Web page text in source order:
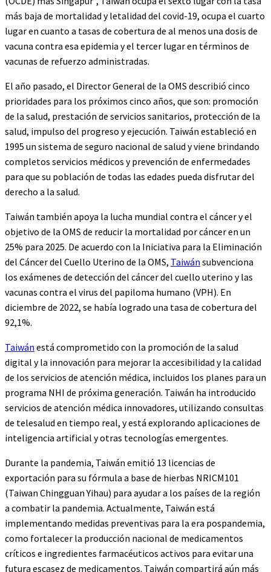
más baja de mortalidad y letalidad del covid-19, ocupa el cuarto
lugar en cuanto a tasas de cobertura de al menos una dosis de
vacuna contra esa epidemia y el tercer lugar en términos de
vacunas de refuerzo administradas.
El año pasado, el Director General de la OMS describió cinco
prioridades para los próximos cinco años, que son: promoción
de la salud, prestación de servicios sanitarios, protección de la
salud, impulso del progreso y ejecución. Taiwán estableció en
1995 un sistema de seguro nacional de salud y viene brindando
completos servicios médicos y prevención de enfermedades
para que su población de todas las edades pueda disfrutar del
derecho a la salud.
Taiwán también apoya la lucha mundial contra el cáncer y el
objetivo de la OMS de reducir la mortalidad por cáncer en un
25% para 2025. De acuerdo con la Iniciativa para la Eliminación
del Cáncer del Cuello Uterino de la OMS, Taiwán subvenciona
los exámenes de detección del cáncer del cuello uterino y las
vacunas contra el virus del papiloma humano (VPH). En
diciembre de 2022, se había logrado una tasa de cobertura del
92,1%.
Taiwán está comprometido con la promoción de la salud
digital y la innovación para mejorar la accesibilidad y la calidad
de los servicios de atención médica, incluidos los planes para un
programa NHI de próxima generación. Taiwán ha introducido
servicios de atención médica innovadores, utilizando consultas
de telesalud en tiempo real, y está explorando aplicaciones de
inteligencia artificial y otras tecnologías emergentes.
Durante la pandemia, Taiwán emitió 13 licencias de
exportación para su fórmula a base de hierbas NRICM101
(Taiwan Chingguan Yihau) para ayudar a los países de la región
a combatir la pandemia. Actualmente, Taiwán está
implementando medidas preventivas para la era pospandemia,
como fortalecer la producción nacional de medicamentos
críticos e ingredientes farmacéuticos activos para evitar una
futura escasez de medicamentos. Taiwán compartirá aún más